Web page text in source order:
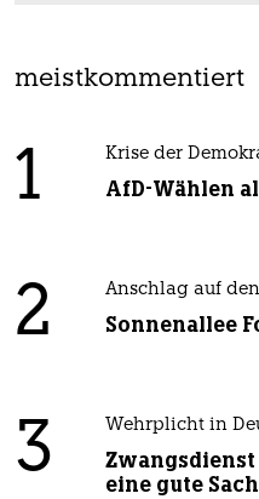
meistkommentiert
1 Krise der
AfD-Wählen
2 Anschlag auf
Sonnenallee
3 Wehrplicht in
eine gute